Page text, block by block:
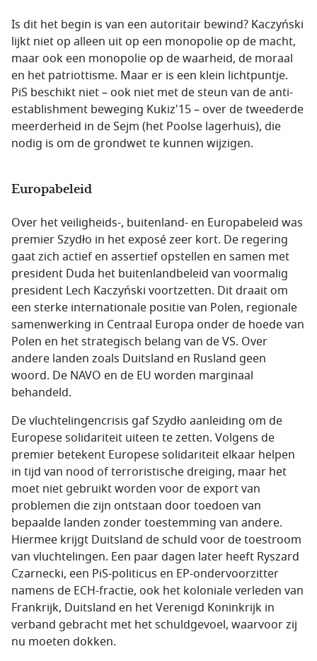
Is dit het begin is van een autoritair bewind? Kaczyński
lijkt niet op alleen uit op een monopolie op de macht,
maar ook een monopolie op de waarheid, de moraal
en het patriottisme. Maar er is een klein lichtpuntje.
PiS beschikt niet – ook niet met de steun van de anti-
establishment beweging Kukiz'15– over de tweederde
meerderheid in deSejm (het Poolse lagerhuis), die
nodig is om de grondwet te kunnen wijzigen.
Europabeleid
Over het veiligheids-, buitenland- en Europabeleid was
premierSzydło in het exposé zeer kort. De regering
gaat zich actief en assertief opstellen en samen met
president Duda het buitenlandbeleid van voormalig
president Lech Kaczyński voortzetten. Dit draait om
een sterke internationale positie van Polen, regionale
samenwerking in Centraal Europa onder de hoede van
Polen en het strategisch belang van de VS. Over
andere landen zoals Duitsland en Rusland geen
woord. De NAVO en de EU worden marginaal
behandeld.
De vluchtelingencrisis gafSzydło aanleiding om de
Europese solidariteit uiteen te zetten. Volgens de
premier betekent Europese solidariteit elkaar helpen
in tijd van nood of terroristische dreiging, maar het
moet niet gebruikt worden voor de export van
problemen die zijn ontstaan door toedoen van
bepaalde landen zonder toestemming van andere.
Hiermee krijgt Duitsland de schuld voor de toestroom
van vluchtelingen. Een paar dagen later heeft Ryszard
Czarnecki, een PiS-politicus en EP-ondervoorzitter
namens de ECH-fractie, ook het koloniale verleden van
Frankrijk, Duitsland en het Verenigd Koninkrijk in
verband gebracht met het schuldgevoel, waarvoor zij
nu moeten dokken.